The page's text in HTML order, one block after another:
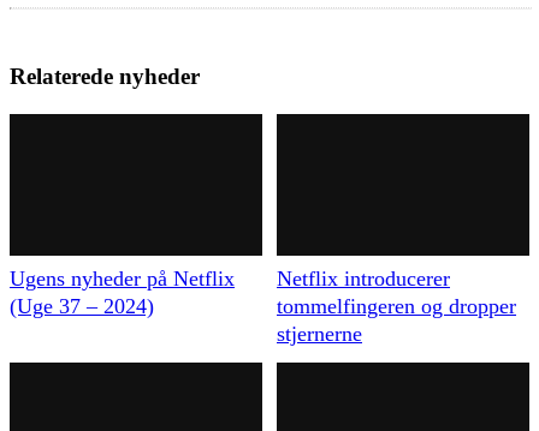
Relaterede nyheder
Ugens nyheder på Netflix
(Uge 37 – 2024)
Netflix introducerer
tommelfingeren og dropper
stjernerne